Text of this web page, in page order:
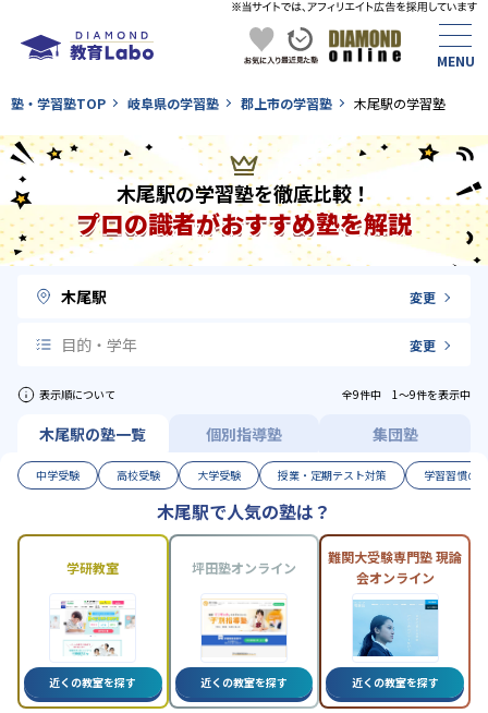
塾・学習塾TOP 岐阜県の学習塾 郡上市の学習塾 木尾駅の学習塾
木尾駅の学習塾を徹底比較！
プロの識者がおすすめ塾を解説
木尾駅 変更
目的・学年 変更
表示順について 全9件中 1〜9件を表示中
木尾駅の塾一覧 個別指導塾 集団塾
中学受験 高校受験 大学受験 授業・定期テスト対策 学習習慣の
木尾駅で人気の塾は？
学研教室
近くの教室を探す
坪田塾オンライン
近くの教室を探す
難関大受験専門塾 現論
会オンライン
近くの教室を探す